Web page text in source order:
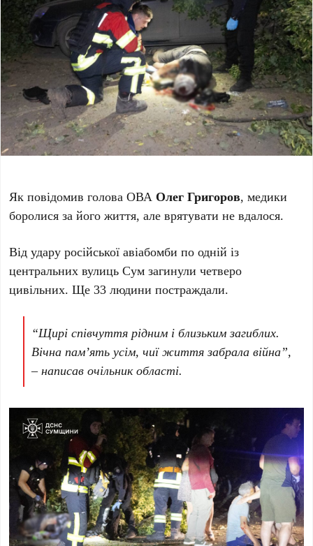
Як повідомив голова ОВА Олег Григоров, медики
боролися за його життя, але врятувати не вдалося.
Від удару російської авіабомби по одній із
центральних вулиць Сумзагинули четверо
цивільних. Ще 33 людини постраждали.
“Щирі співчуття рідним і близьким загиблих.
Вічна памʼять усім, чиї життя забрала війна”,
– написав очільник області.